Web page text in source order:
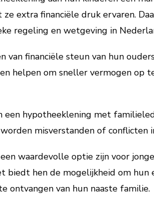
extra financiële druk ervaren.
regeling en wetgeving in
financiële steun van hun
helpen om sneller vermogen
hypotheeklening met
misverstanden of conflicten
waardevolle optie zijn voor
hen de mogelijkheid om hun
van hun naaste familie.